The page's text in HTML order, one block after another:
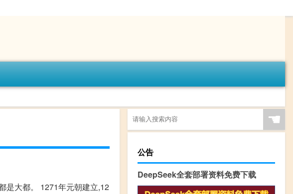
是大都。 1271年元朝建立,12
☚
公告
DeepSeek全套部署资料免费下载